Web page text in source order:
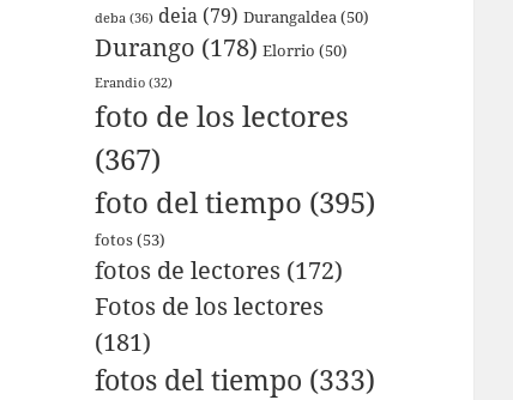
deba (36) deia (79) Durangaldea(50)
Durango (178) Elorrio (50)
Erandio (32)
foto de los lectores
(367)
foto del tiempo (395)
fotos(53)
fotos de lectores (172)
Fotos de los lectores
(181)
fotos del tiempo (333)